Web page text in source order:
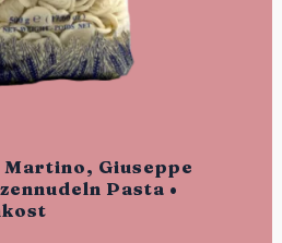
Giuseppe
Pasta •